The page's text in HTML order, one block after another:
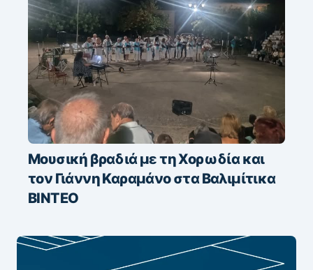
Μουσική βραδιά με τη Χορωδία και
τον Γιάννη Καραμάνο στα Βαλιμίτικα
ΒΙΝΤΕΟ